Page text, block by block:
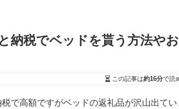
納税でベッドを貰う方法や
この記事は約16分で読
で高額ですがベッドの返礼品が沢山出てい